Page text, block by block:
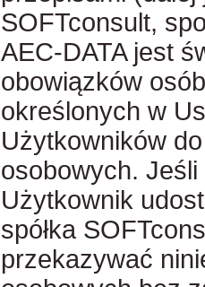
SOFTconsult,
AEC-DATA jest
obowiązków
określonych w
Użytkowników
osobowych.
Użytkownik
spółka
przekazywać